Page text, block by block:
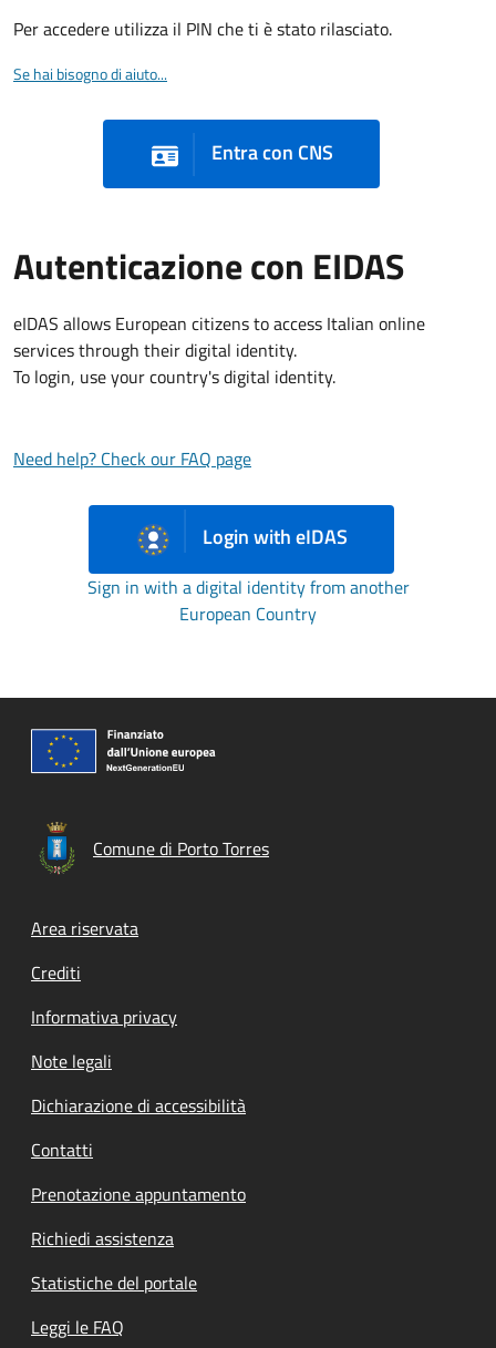
Per accedere utilizza il PIN che ti è stato rilasciato.
Se hai bisogno di aiuto...
Entra con CNS
Autenticazione con EIDAS
eIDAS allows European citizens to access Italian online
services through their digital identity.
To login, use your country's digital identity.
Need help? Check our FAQ page
Login with eIDAS
Sign in with a digital identity from another
European Country
Comune di Porto Torres
Footer menu
Area riservata
Crediti
Informativa privacy
Note legali
Dichiarazione di accessibilità
Contatti
Prenotazione appuntamento
Richiedi assistenza
Statistiche del portale
Leggi le FAQ